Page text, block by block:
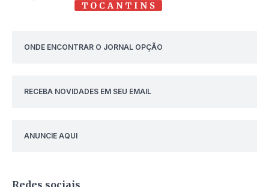
ONDE ENCONTRAR O JORNAL OPÇÃO
RECEBA NOVIDADES EM SEU EMAIL
ANUNCIE AQUI
Redes sociais